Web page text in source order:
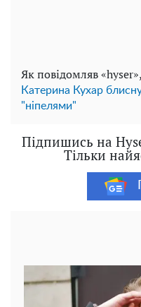
Як повідомляв «hyser»,
Катерина Кухар
"ніпелями"
Підпишись на
Тільки